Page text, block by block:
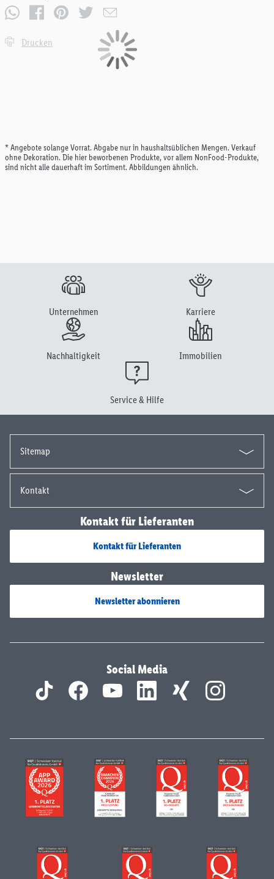
Drucken
* Angebote solange Vorrat. Abgabe nur in haushaltsüblichen Mengen. Verkauf
ohne Dekoration. Die hier beworbenen Produkte, vor allem NonFood-Produkte,
sind nicht alle dauerhaft im Sortiment. Abbildungen ähnlich.
Unternehmen Karriere
Nachhaltigkeit Immobilien
Service & Hilfe
Sitemap
Kontakt
Kontakt für Lieferanten
Kontakt für Lieferanten
Newsletter
Newsletter abonnieren
Social Media